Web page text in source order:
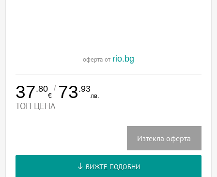
оферта от rio.bg
37.80
€
/ 73.93
лв.
ТОП ЦЕНА
Изтекла оферта
ВИЖТЕ ПОДОБНИ